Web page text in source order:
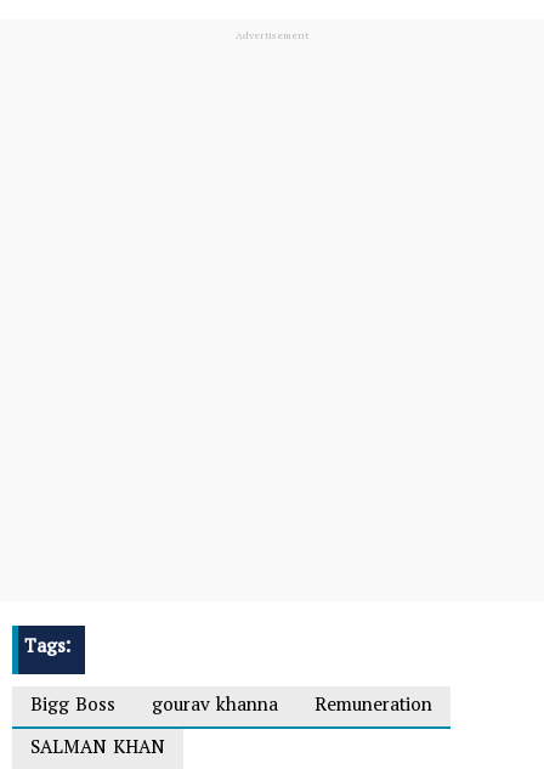
Tags:
Bigg Boss
gourav khanna
Remuneration
SALMAN KHAN